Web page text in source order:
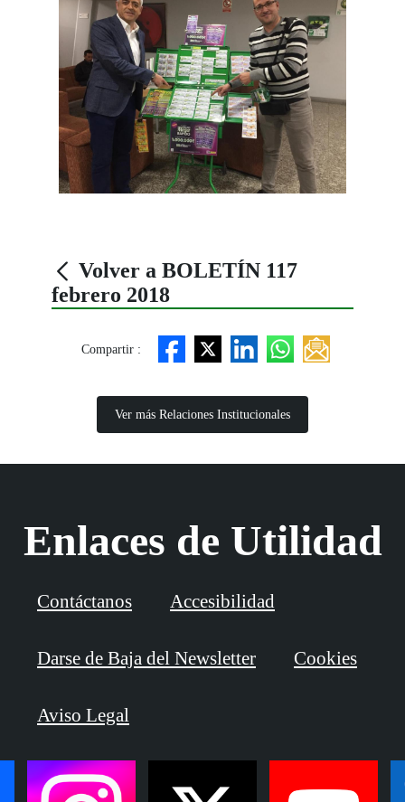
Volver a BOLETÍN 117
febrero 2018
Compartir :
Ver más Relaciones Institucionales
Enlaces de Utilidad
Contáctanos Accesibilidad
Darse de Baja del Newsletter Cookies
Aviso Legal